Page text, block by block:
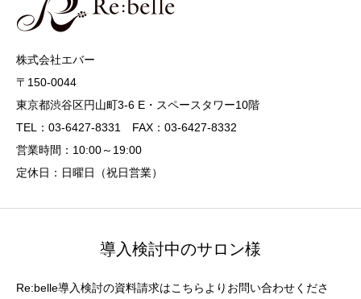
株式会社エバー
〒150-0044
東京都渋谷区円山町3-6 E・スペースタワー10階
TEL：03-6427-8331 FAX：03-6427-8332
営業時間：10:00～19:00
定休日：日曜日（祝日営業）
導入検討中のサロン様
Re:belle導入検討の資料請求はこちらよりお問い合わせくださ